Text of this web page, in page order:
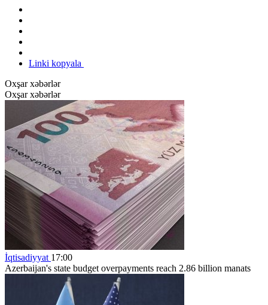
Linki kopyala
Oxşar xəbərlər
Oxşar xəbərlər
İqtisadiyyat 17:00
Azerbaijan's state budget overpayments reach 2.86 billion manats